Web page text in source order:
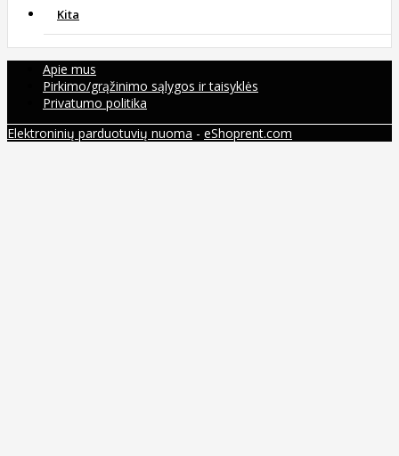
Kita
Apie mus
Pirkimo/grąžinimo sąlygos ir taisyklės
Privatumo politika
Elektroninių parduotuvių nuoma - eShoprent.com